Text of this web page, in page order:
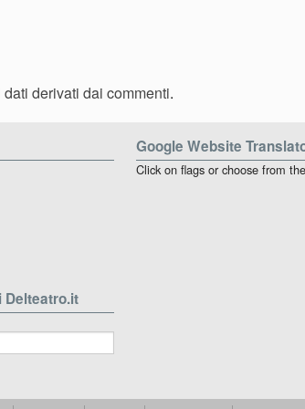
derivati dai commenti.
Delteatro.it
Google Website
Click on flags or choose from